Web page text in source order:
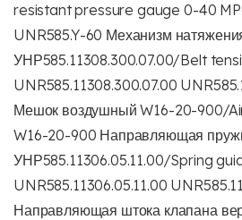
resistant pressure gauge 0-40
UNR585.Y-60 Механизм
УНР585.11308.300.07.00/Belt
UNR585.11308.300.07.00
Мешок воздушный W16-20-900/
W16-20-900 Направляющая
УНР585.11306.05.11.00/Spring
UNR585.11306.05.11.00
Направляющая штока клапана